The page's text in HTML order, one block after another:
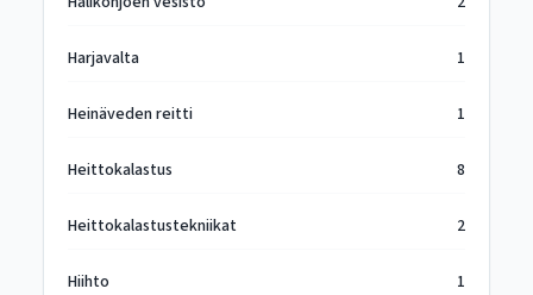
Harjavalta 1
Heinäveden reitti 1
Heittokalastus 8
Heittokalastustekniikat 2
Hiihto 1